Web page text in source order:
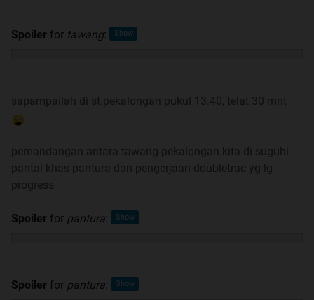
Spoiler for tawang:
sapampailah di st.pekalongan pukul 13.40, telat 30 mnt
pemandangan antara tawang-pekalongan kita di suguhi
pantai khas pantura dan pengerjaan doubletrac yg lg
progress
Spoiler for pantura:
Spoiler for pantura: